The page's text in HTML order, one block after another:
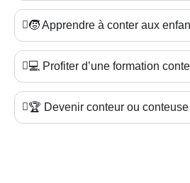
🧒 Apprendre à conter aux
💻 Profiter d’une formation
🏆 Devenir conteur ou